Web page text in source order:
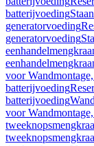
batterijvoeding
generatorvoeding
generatorvoeding
voor
batterijvoeding
batterijvoeding
voor